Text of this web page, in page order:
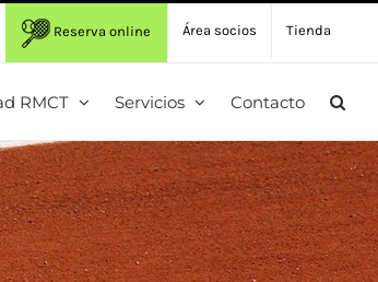
Reserva online Área socios Tienda
RMCT Servicios Contacto